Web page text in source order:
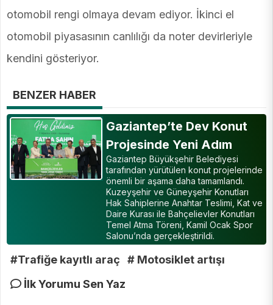
otomobil rengi olmaya devam ediyor. İkinci el
otomobil piyasasının canlılığı da noter devirleriyle
kendini gösteriyor.
BENZER HABER
Gaziantep’te Dev Konut
Projesinde Yeni Adım
Gaziantep Büyükşehir Belediyesi
tarafından yürütülen konut projelerinde
önemli bir aşama daha tamamlandı.
Kuzeyşehir ve Güneyşehir Konutları
Hak Sahiplerine Anahtar Teslimi, Kat ve
Daire Kurası ile Bahçelievler Konutları
Temel Atma Töreni, Kamil Ocak Spor
Salonu’nda gerçekleştirildi.
#Trafiğe kayıtlı araç
# Motosiklet artışı
İlk Yorumu Sen Yaz